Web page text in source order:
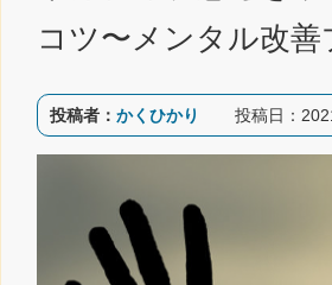
コツ〜メンタル改
投稿者： かくひかり 投稿日：